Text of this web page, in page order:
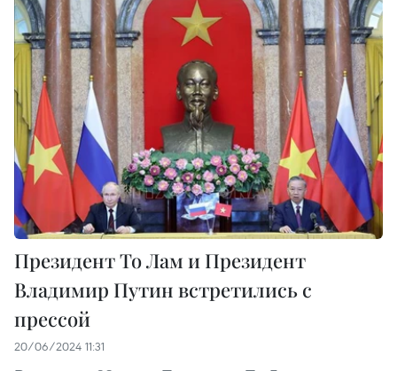
Президент То Лам и Президент
Владимир Путин встретились с
прессой
20/06/2024 11:31